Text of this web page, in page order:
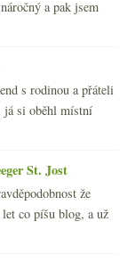
a pak jsem
s rodinou a přáteli
já si oběhl místní
St. Jost
že
co píšu blog, a už